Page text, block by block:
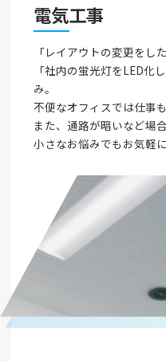
電気工事
「レイアウトの変更をし
「社内の蛍光灯をLED化
み。
不便なオフィスでは仕事
また、通路が暗いなど場
小さなお悩みでもお気軽